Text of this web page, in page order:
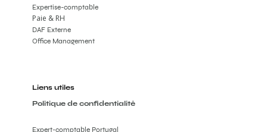
Expertise-comptable
DAF Externe
Office Management
Paie & RH
Liens utiles
Politique de confidentialité
Expert-comptable Portugal